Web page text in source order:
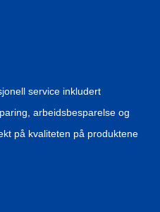
service inkludert
arbeidsbesparelse og
på kvaliteten på produktene